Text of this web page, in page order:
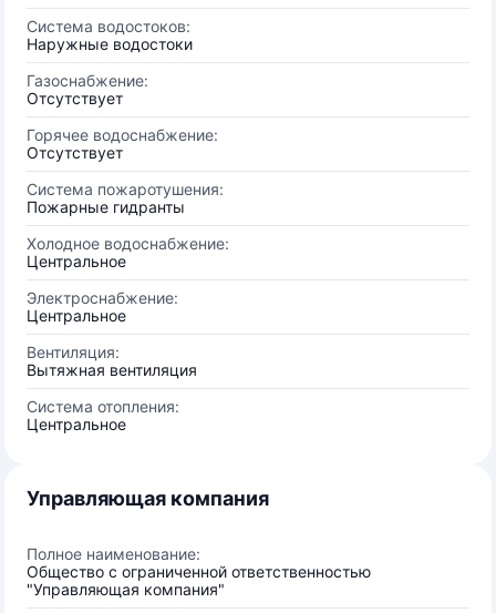
Система водостоков:
Наружные водостоки
Газоснабжение:
Отсутствует
Горячее водоснабжение:
Отсутствует
Система пожаротушения:
Пожарные гидранты
Холодное водоснабжение:
Центральное
Электроснабжение:
Центральное
Вентиляция:
Вытяжная вентиляция
Система отопления:
Центральное
Управляющая компания
Полное наименование:
Общество с ограниченной ответственностью
"Управляющая компания"